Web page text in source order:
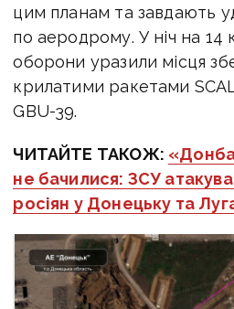
цим планам та завдають
по аеродрому. У ніч на 14
оборони уразили місця
крилатими ракетами
GBU-39.
ЧИТАЙТЕ ТАКОЖ:
не бачилися: ЗСУ
росіян у Донецьку та